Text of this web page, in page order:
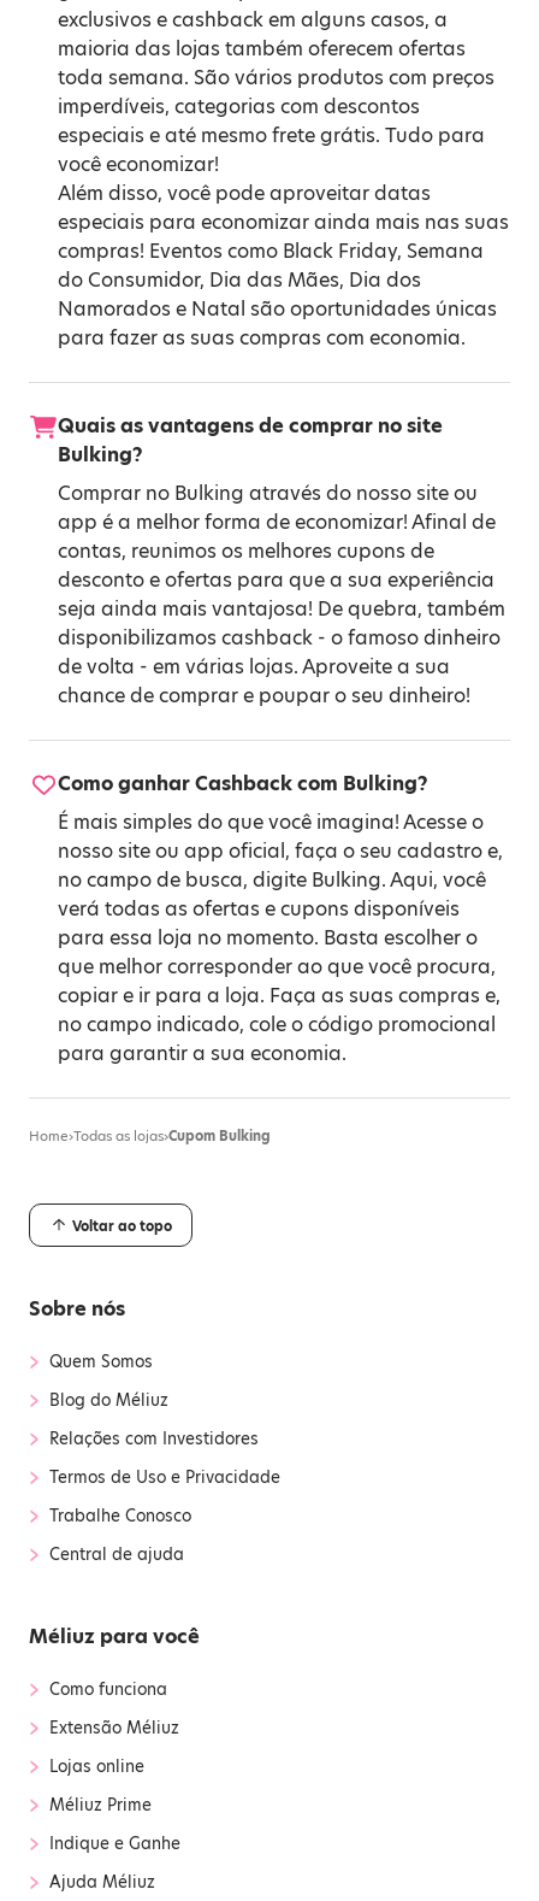
exclusivos e cashback em alguns casos, a
maioria das lojas também oferecem ofertas
toda semana. São vários produtos com preços
imperdíveis, categorias com descontos
especiais e até mesmo frete grátis. Tudo para
você economizar!
Além disso, você pode aproveitar datas
especiais para economizar ainda mais nas suas
compras! Eventos como Black Friday, Semana
do Consumidor, Dia das Mães, Dia dos
Namorados e Natal são oportunidades únicas
para fazer as suas compras com economia.
Quais as vantagens de comprar no site
Bulking?
Comprar no Bulking através do nosso site ou
app é a melhor forma de economizar! Afinal de
contas, reunimos os melhores cupons de
desconto e ofertas para que a sua experiência
seja ainda mais vantajosa! De quebra, também
disponibilizamos cashback - o famoso dinheiro
de volta - em várias lojas. Aproveite a sua
chance de comprar e poupar o seu dinheiro!
Como ganhar Cashback com Bulking?
É mais simples do que você imagina! Acesse o
nosso site ou app oficial, faça o seu cadastro e,
no campo de busca, digite Bulking. Aqui, você
verá todas as ofertas e cupons disponíveis
para essa loja no momento. Basta escolher o
que melhor corresponder ao que você procura,
copiar e ir para a loja. Faça as suas compras e,
no campo indicado, cole o código promocional
para garantir a sua economia.
Home›Todas as lojas›Cupom Bulking
Voltar ao topo
Sobre nós
› Quem Somos
› Blog do Méliuz
› Relações com Investidores
› Termos de Uso e Privacidade
› Trabalhe Conosco
› Central de ajuda
Méliuz para você
› Como funciona
› Extensão Méliuz
› Lojas online
› Méliuz Prime
› Indique e Ganhe
› Ajuda Méliuz